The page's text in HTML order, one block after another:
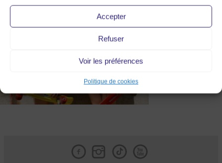
Accepter
Refuser
Voir les préférences
Politique de cookies
IMG_4747 copie